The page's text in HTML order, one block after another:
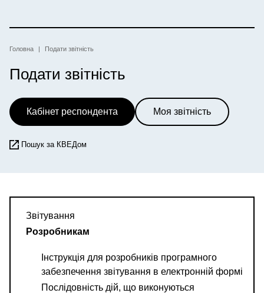
основного
Рядок
навіґації
Головна Подати звітність
Подати звітність
Кабінет респондента Моя звітність
Пошук за КВЕДом
Звітування
Розробникам
Інструкція для розробників програмного
забезпечення звітування в електронній формі
Послідовність дій, що виконуються